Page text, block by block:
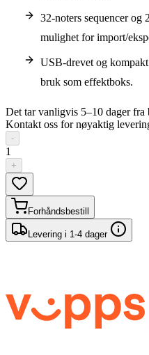
32-noters sequencer og
mulighet for import/
USB-drevet og
bruk som effektboks.
Det tar vanligvis 5–10 dager
Kontakt oss for nøyaktig
-
1
+
Forhåndsbestill
Levering i 1-4 dager